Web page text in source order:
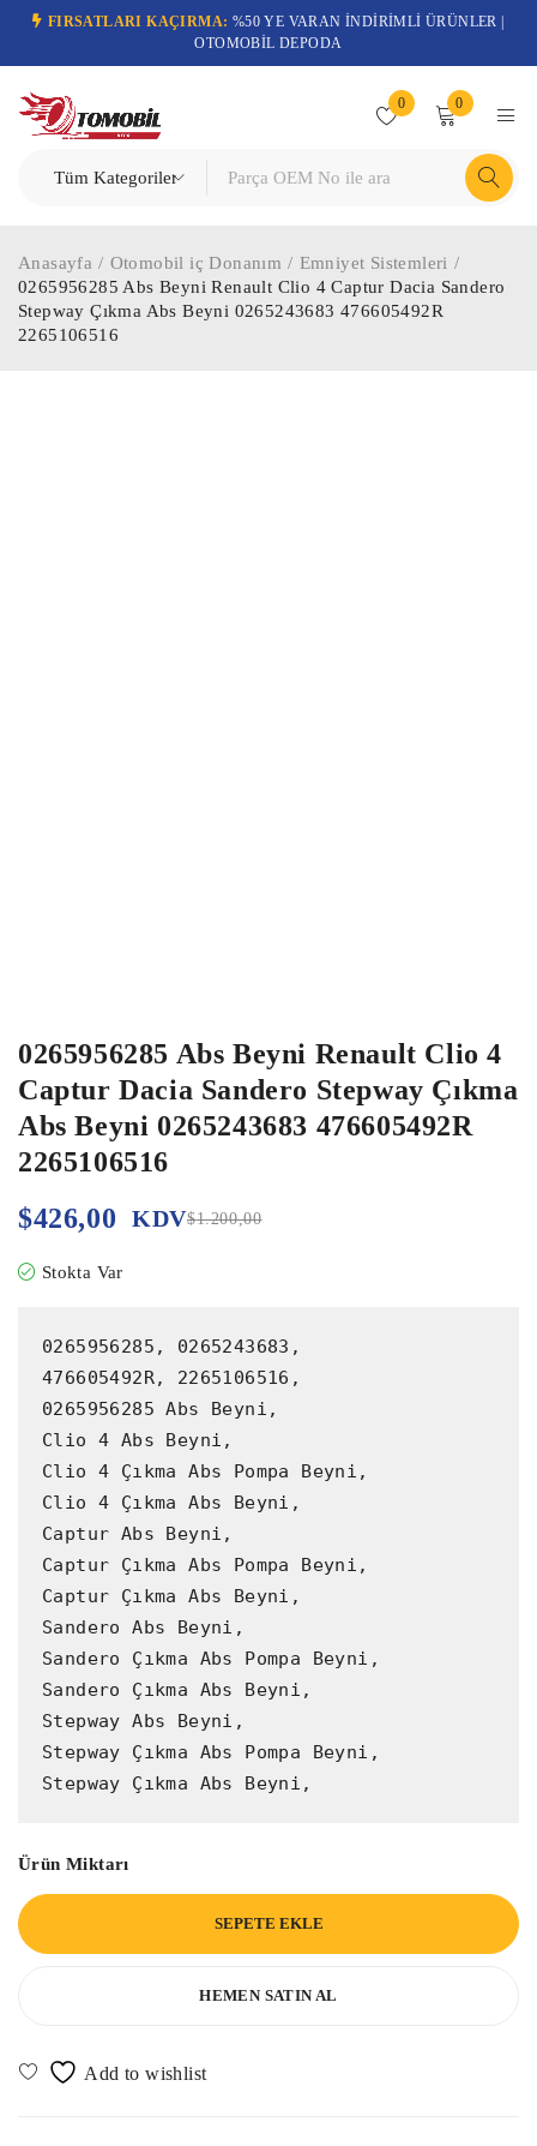
FIRSATLARI KAÇIRMA: %50 YE VARAN İNDİRİMLİ ÜRÜNLER |
OTOMOBİL DEPODA
0 0
Anasayfa / Otomobil iç Donanım / Emniyet Sistemleri /
0265956285 Abs Beyni Renault Clio 4 Captur Dacia Sandero
Stepway Çıkma Abs Beyni 0265243683 476605492R
2265106516
0265956285 Abs Beyni Renault Clio 4
Captur Dacia Sandero Stepway Çıkma
Abs Beyni 0265243683 476605492R
2265106516
$1.200,00
$426,00 KDV
Stokta Var
0265956285, 0265243683,
476605492R, 2265106516,
0265956285 Abs Beyni,
Clio 4 Abs Beyni,
Clio 4 Çıkma Abs Pompa Beyni,
Clio 4 Çıkma Abs Beyni,
Captur Abs Beyni,
Captur Çıkma Abs Pompa Beyni,
Captur Çıkma Abs Beyni,
Sandero Abs Beyni,
Sandero Çıkma Abs Pompa Beyni,
Sandero Çıkma Abs Beyni,
Stepway Abs Beyni,
Stepway Çıkma Abs Pompa Beyni,
Stepway Çıkma Abs Beyni,
Ürün Miktarı
SEPETE EKLE
HEMEN SATIN AL